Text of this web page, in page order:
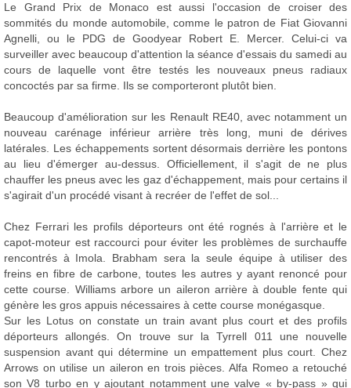
Le Grand Prix de Monaco est aussi l'occasion de croiser des
sommités du monde automobile, comme le patron de Fiat Giovanni
Agnelli, ou le PDG de Goodyear Robert E. Mercer. Celui-ci va
surveiller avec beaucoup d'attention la séance d'essais du samedi au
cours de laquelle vont être testés les nouveaux pneus radiaux
concoctés par sa firme. Ils se comporteront plutôt bien.
Beaucoup d'amélioration sur les Renault RE40, avec notamment un
nouveau carénage inférieur arrière très long, muni de dérives
latérales. Les échappements sortent désormais derrière les pontons
au lieu d'émerger au-dessus. Officiellement, il s'agit de ne plus
chauffer les pneus avec les gaz d'échappement, mais pour certains il
s'agirait d'un procédé visant à recréer de l'effet de sol...
Chez Ferrari les profils déporteurs ont été rognés à l'arrière et le
capot-moteur est raccourci pour éviter les problèmes de surchauffe
rencontrés à Imola. Brabham sera la seule équipe à utiliser des
freins en fibre de carbone, toutes les autres y ayant renoncé pour
cette course. Williams arbore un aileron arrière à double fente qui
génère les gros appuis nécessaires à cette course monégasque.
Sur les Lotus on constate un train avant plus court et des profils
déporteurs allongés. On trouve sur la Tyrrell 011 une nouvelle
suspension avant qui détermine un empattement plus court. Chez
Arrows on utilise un aileron en trois pièces. Alfa Romeo a retouché
son V8 turbo en y ajoutant notamment une valve « by-pass » qui